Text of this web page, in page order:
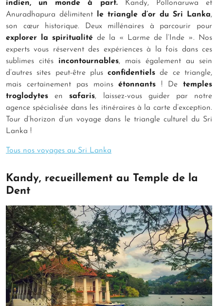
indien, un monde à part.Kandy, Pollonaruwa et
Anuradhapura délimitent le triangle d’or du Sri Lanka,
son cœur historique. Deux millénaires à parcourir pour
explorer la spiritualitéde la « Larme de l’Inde ». Nos
experts vous réservent des expériences à la fois dans ces
sublimes cités incontournables, mais également au sein
d’autres sites peut-être plusconfidentiels de ce triangle,
mais certainement pas moinsétonnants ! Detemples
troglodytes ensafaris, laissez-vous guider par notre
agence spécialisée dans les itinéraires à la carte d’exception.
Tour d’horizon d’un voyage dans le triangle culturel du Sri
Lanka !
Tous nos voyages au Sri Lanka
Kandy, recueillement au Temple de la
Dent